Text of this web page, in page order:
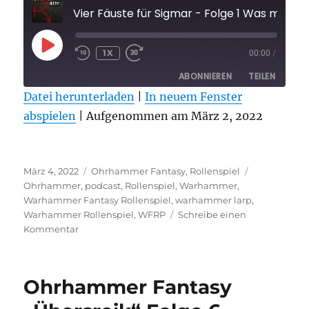
PLAY
EPISODE
1X 00:00 /
ABONNIEREN TEILEN
RSS FEED
TEILEN
EMBED
Datei herunterladen |In neuem Fenster
abspielen |Aufgenommen am März 2, 2022
Veröffentlicht
am
März 4, 2022 Kategorien
Ohrhammer Fantasy, Rollenspiel
Ohrhammer, podcast, Rollenspiel,Warhammer,
Warhammer Fantasy Rollenspiel,warhammer larp,
Warhammer Rollenspiel,WFRP
Schreibe einen
Kommentarzu
Sigmar
Ohrhammer Fantasy